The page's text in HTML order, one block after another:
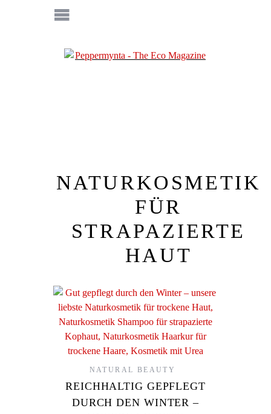
NATURKOSMETIK
FÜR
STRAPAZIERTE
HAUT
NATURAL BEAUTY
REICHHALTIG GEPFLEGT
DURCH DEN WINTER –